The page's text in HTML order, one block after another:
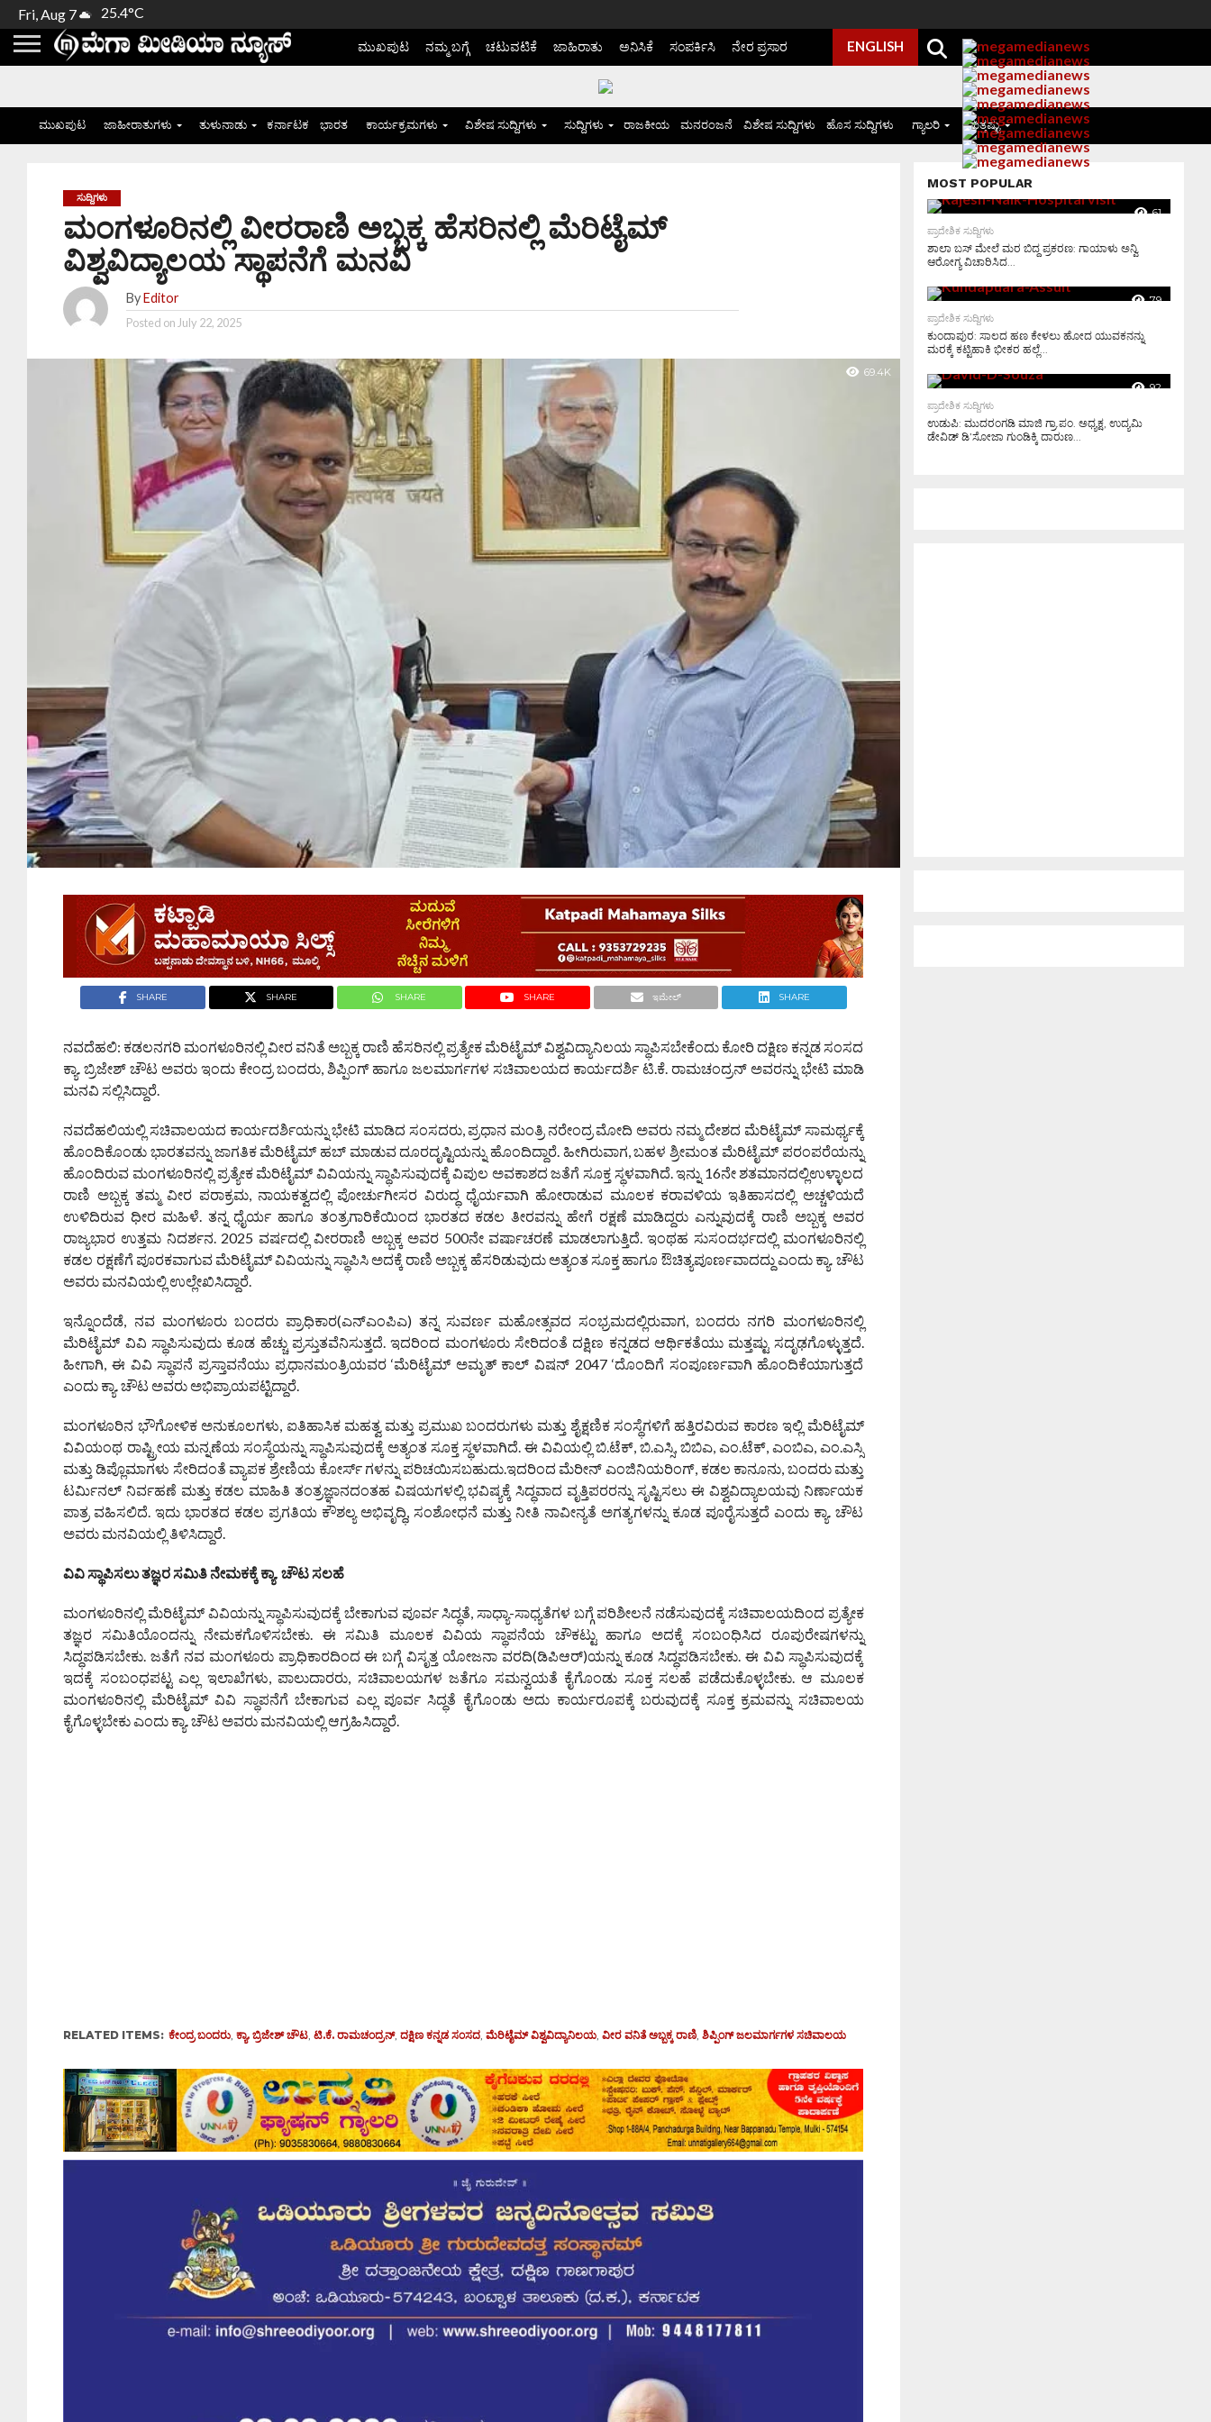
Fri, Aug 7 25.4°C
ಮುಖಪುಟ ನಮ್ಮ ಬಗ್ಗೆ ಚಟುವಟಿಕೆ ಜಾಹಿರಾತು ಅನಿಸಿಕೆ ಸಂಪರ್ಕಿಸಿ ನೇರ ಪ್ರಸಾರ ENGLISH
ಮುಖಪುಟ ಜಾಹೀರಾತುಗಳು ತುಳುನಾಡು ಕರ್ನಾಟಕ ಭಾರತ ಕಾರ್ಯಕ್ರಮಗಳು ವಿಶೇಷ ಸುದ್ದಿಗಳು ಸುದ್ದಿಗಳು ರಾಜಕೀಯ ಮನರಂಜನೆ ವಿಶೇಷ ಸುದ್ದಿಗಳು ಹೊಸ ಸುದ್ದಿಗಳು ಗ್ಯಾಲರಿ ಮತ್ತಷ್ಟು
ಸುದ್ದಿಗಳು
ಮಂಗಳೂರಿನಲ್ಲಿ ವೀರರಾಣಿ ಅಬ್ಬಕ್ಕ ಹೆಸರಿನಲ್ಲಿ ಮೆರಿಟೈಮ್‌
ವಿಶ್ವವಿದ್ಯಾಲಯ ಸ್ಥಾಪನೆಗೆ ಮನವಿ
By Editor
Posted on July 22, 2025
69.4K
SHARE SHARE SHARE SHARE ಇಮೇಲ್ SHARE
ನವದೆಹಲಿ: ಕಡಲನಗರಿ ಮಂಗಳೂರಿನಲ್ಲಿ ವೀರ ವನಿತೆ ಅಬ್ಬಕ್ಕ ರಾಣಿ ಹೆಸರಿನಲ್ಲಿ ಪ್ರತ್ಯೇಕ ಮೆರಿಟೈಮ್‌ ವಿಶ್ವವಿದ್ಯಾನಿಲಯ ಸ್ಥಾಪಿಸಬೇಕೆಂದು ಕೋರಿ ದಕ್ಷಿಣ ಕನ್ನಡ ಸಂಸದ
ಕ್ಯಾ. ಬ್ರಿಜೇಶ್‌ ಚೌಟ ಅವರು ಇಂದು ಕೇಂದ್ರ ಬಂದರು, ಶಿಪ್ಪಿಂಗ್‌ ಹಾಗೂ ಜಲಮಾರ್ಗಗಳ ಸಚಿವಾಲಯದ ಕಾರ್ಯದರ್ಶಿ ಟಿ.ಕೆ. ರಾಮಚಂದ್ರನ್ ಅವರನ್ನು ಭೇಟಿ ಮಾಡಿ
ಮನವಿ ಸಲ್ಲಿಸಿದ್ದಾರೆ.
ನವದೆಹಲಿಯಲ್ಲಿ ಸಚಿವಾಲಯದ ಕಾರ್ಯದರ್ಶಿಯನ್ನು ಭೇಟಿ ಮಾಡಿದ ಸಂಸದರು, ಪ್ರಧಾನ ಮಂತ್ರಿ ನರೇಂದ್ರ ಮೋದಿ ಅವರು ನಮ್ಮ ದೇಶದ ಮೆರಿಟೈಮ್‌ ಸಾಮರ್ಥ್ಯಕ್ಕೆ
ಹೊಂದಿಕೊಂಡು ಭಾರತವನ್ನು ಜಾಗತಿಕ ಮೆರಿಟೈಮ್‌ ಹಬ್‌ ಮಾಡುವ ದೂರದೃಷ್ಟಿಯನ್ನು ಹೊಂದಿದ್ದಾರೆ. ಹೀಗಿರುವಾಗ, ಬಹಳ ಶ್ರೀಮಂತ ಮೆರಿಟೈಮ್‌ ಪರಂಪರೆಯನ್ನು
ಹೊಂದಿರುವ ಮಂಗಳೂರಿನಲ್ಲಿ ಪ್ರತ್ಯೇಕ ಮೆರಿಟೈಮ್‌ ವಿವಿಯನ್ನು ಸ್ಥಾಪಿಸುವುದಕ್ಕೆ ವಿಪುಲ ಅವಕಾಶದ ಜತೆಗೆ ಸೂಕ್ತ ಸ್ಥಳವಾಗಿದೆ. ಇನ್ನು 16ನೇ ಶತಮಾನದಲ್ಲಿಉಳ್ಳಾಲದ
ರಾಣಿ ಅಬ್ಬಕ್ಕ ತಮ್ಮ ವೀರ ಪರಾಕ್ರಮ, ನಾಯಕತ್ವದಲ್ಲಿ ಪೋರ್ಚುಗೀಸರ ವಿರುದ್ಧ ಧೈರ್ಯವಾಗಿ ಹೋರಾಡುವ ಮೂಲಕ ಕರಾವಳಿಯ ಇತಿಹಾಸದಲ್ಲಿ ಅಚ್ಚಳಿಯದೆ
ಉಳಿದಿರುವ ಧೀರ ಮಹಿಳೆ. ತನ್ನ ಧೈರ್ಯ ಹಾಗೂ ತಂತ್ರಗಾರಿಕೆಯಿಂದ ಭಾರತದ ಕಡಲ ತೀರವನ್ನು ಹೇಗೆ ರಕ್ಷಣೆ ಮಾಡಿದ್ದರು ಎನ್ನುವುದಕ್ಕೆ ರಾಣಿ ಅಬ್ಬಕ್ಕ ಅವರ
ರಾಜ್ಯಭಾರ ಉತ್ತಮ ನಿದರ್ಶನ. 2025 ವರ್ಷದಲ್ಲಿ ವೀರರಾಣಿ ಅಬ್ಬಕ್ಕ ಅವರ 500ನೇ ವರ್ಷಾಚರಣೆ ಮಾಡಲಾಗುತ್ತಿದೆ. ಇಂಥಹ ಸುಸಂದರ್ಭದಲ್ಲಿ ಮಂಗಳೂರಿನಲ್ಲಿ
ಕಡಲ ರಕ್ಷಣೆಗೆ ಪೂರಕವಾಗುವ ಮೆರಿಟೈಮ್‌ ವಿವಿಯನ್ನು ಸ್ಥಾಪಿಸಿ ಅದಕ್ಕೆ ರಾಣಿ ಅಬ್ಬಕ್ಕ ಹೆಸರಿಡುವುದು ಅತ್ಯಂತ ಸೂಕ್ತ ಹಾಗೂ ಔಚಿತ್ಯಪೂರ್ಣವಾದದ್ದು ಎಂದು ಕ್ಯಾ. ಚೌಟ
ಅವರು ಮನವಿಯಲ್ಲಿ ಉಲ್ಲೇಖಿಸಿದ್ದಾರೆ.
ಇನ್ನೊಂದೆಡೆ, ನವ ಮಂಗಳೂರು ಬಂದರು ಪ್ರಾಧಿಕಾರ(ಎನ್‌ಎಂಪಿಎ) ತನ್ನ ಸುವರ್ಣ ಮಹೋತ್ಸವದ ಸಂಭ್ರಮದಲ್ಲಿರುವಾಗ, ಬಂದರು ನಗರಿ ಮಂಗಳೂರಿನಲ್ಲಿ
ಮೆರಿಟೈಮ್‌ ವಿವಿ ಸ್ಥಾಪಿಸುವುದು ಕೂಡ ಹೆಚ್ಚು ಪ್ರಸ್ತುತವೆನಿಸುತ್ತದೆ. ಇದರಿಂದ ಮಂಗಳೂರು ಸೇರಿದಂತೆ ದಕ್ಷಿಣ ಕನ್ನಡದ ಆರ್ಥಿಕತೆಯು ಮತ್ತಷ್ಟು ಸದೃಢಗೊಳ್ಳುತ್ತದೆ.
ಹೀಗಾಗಿ, ಈ ವಿವಿ ಸ್ಥಾಪನೆ ಪ್ರಸ್ತಾವನೆಯು ಪ್ರಧಾನಮಂತ್ರಿಯವರ ‘ಮೆರಿಟೈಮ್ ಅಮೃತ್ ಕಾಲ್ ವಿಷನ್ 2047 ‘ದೊಂದಿಗೆ ಸಂಪೂರ್ಣವಾಗಿ ಹೊಂದಿಕೆಯಾಗುತ್ತದೆ
ಎಂದು ಕ್ಯಾ. ಚೌಟ ಅವರು ಅಭಿಪ್ರಾಯಪಟ್ಟಿದ್ದಾರೆ.
ಮಂಗಳೂರಿನ ಭೌಗೋಳಿಕ ಅನುಕೂಲಗಳು, ಐತಿಹಾಸಿಕ ಮಹತ್ವ ಮತ್ತು ಪ್ರಮುಖ ಬಂದರುಗಳು ಮತ್ತು ಶೈಕ್ಷಣಿಕ ಸಂಸ್ಥೆಗಳಿಗೆ ಹತ್ತಿರವಿರುವ ಕಾರಣ ಇಲ್ಲಿ ಮೆರಿಟೈಮ್‌
ವಿವಿಯಂಥ ರಾಷ್ಟ್ರೀಯ ಮನ್ನಣೆಯ ಸಂಸ್ಥೆಯನ್ನು ಸ್ಥಾಪಿಸುವುದಕ್ಕೆ ಅತ್ಯಂತ ಸೂಕ್ತ ಸ್ಥಳವಾಗಿದೆ. ಈ ವಿವಿಯಲ್ಲಿ ಬಿ.ಟೆಕ್, ಬಿ.ಎಸ್ಸಿ, ಬಿಬಿಎ, ಎಂ.ಟೆಕ್, ಎಂಬಿಎ, ಎಂ.ಎಸ್ಸಿ
ಮತ್ತು ಡಿಪ್ಲೊಮಾಗಳು ಸೇರಿದಂತೆ ವ್ಯಾಪಕ ಶ್ರೇಣಿಯ ಕೋರ್ಸ್ ಗಳನ್ನು ಪರಿಚಯಿಸಬಹುದು.ಇದರಿಂದ ಮೆರೀನ್ ಎಂಜಿನಿಯರಿಂಗ್, ಕಡಲ ಕಾನೂನು, ಬಂದರು ಮತ್ತು
ಟರ್ಮಿನಲ್ ನಿರ್ವಹಣೆ ಮತ್ತು ಕಡಲ ಮಾಹಿತಿ ತಂತ್ರಜ್ಞಾನದಂತಹ ವಿಷಯಗಳಲ್ಲಿ ಭವಿಷ್ಯಕ್ಕೆ ಸಿದ್ಧವಾದ ವೃತ್ತಿಪರರನ್ನು ಸೃಷ್ಟಿಸಲು ಈ ವಿಶ್ವವಿದ್ಯಾಲಯವು ನಿರ್ಣಾಯಕ
ಪಾತ್ರ ವಹಿಸಲಿದೆ. ಇದು ಭಾರತದ ಕಡಲ ಪ್ರಗತಿಯ ಕೌಶಲ್ಯ ಅಭಿವೃದ್ಧಿ, ಸಂಶೋಧನೆ ಮತ್ತು ನೀತಿ ನಾವೀನ್ಯತೆ ಅಗತ್ಯಗಳನ್ನು ಕೂಡ ಪೂರೈಸುತ್ತದೆ ಎಂದು ಕ್ಯಾ. ಚೌಟ
ಅವರು ಮನವಿಯಲ್ಲಿ ತಿಳಿಸಿದ್ದಾರೆ.
ವಿವಿ ಸ್ಥಾಪಿಸಲು ತಜ್ಞರ ಸಮಿತಿ ನೇಮಕಕ್ಕೆ ಕ್ಯಾ. ಚೌಟ ಸಲಹೆ
ಮಂಗಳೂರಿನಲ್ಲಿ ಮೆರಿಟೈಮ್‌ ವಿವಿಯನ್ನು ಸ್ಥಾಪಿಸುವುದಕ್ಕೆ ಬೇಕಾಗುವ ಪೂರ್ವ ಸಿದ್ಧತೆ, ಸಾಧ್ಯಾ-ಸಾಧ್ಯತೆಗಳ ಬಗ್ಗೆ ಪರಿಶೀಲನೆ ನಡೆಸುವುದಕ್ಕೆ ಸಚಿವಾಲಯದಿಂದ ಪ್ರತ್ಯೇಕ
ತಜ್ಞರ ಸಮಿತಿಯೊಂದನ್ನು ನೇಮಕಗೊಳಿಸಬೇಕು. ಈ ಸಮಿತಿ ಮೂಲಕ ವಿವಿಯ ಸ್ಥಾಪನೆಯ ಚೌಕಟ್ಟು ಹಾಗೂ ಅದಕ್ಕೆ ಸಂಬಂಧಿಸಿದ ರೂಪುರೇಷಗಳನ್ನು
ಸಿದ್ಧಪಡಿಸಬೇಕು. ಜತೆಗೆ ನವ ಮಂಗಳೂರು ಪ್ರಾಧಿಕಾರದಿಂದ ಈ ಬಗ್ಗೆ ವಿಸೃತ್ತ ಯೋಜನಾ ವರದಿ(ಡಿಪಿಆರ್‌)ಯನ್ನು ಕೂಡ ಸಿದ್ಧಪಡಿಸಬೇಕು. ಈ ವಿವಿ ಸ್ಥಾಪಿಸುವುದಕ್ಕೆ
ಇದಕ್ಕೆ ಸಂಬಂಧಪಟ್ಟ ಎಲ್ಲ ಇಲಾಖೆಗಳು, ಪಾಲುದಾರರು, ಸಚಿವಾಲಯಗಳ ಜತೆಗೂ ಸಮನ್ವಯತೆ ಕೈಗೊಂಡು ಸೂಕ್ತ ಸಲಹೆ ಪಡೆದುಕೊಳ್ಳಬೇಕು. ಆ ಮೂಲಕ
ಮಂಗಳೂರಿನಲ್ಲಿ ಮೆರಿಟೈಮ್‌ ವಿವಿ ಸ್ಥಾಪನೆಗೆ ಬೇಕಾಗುವ ಎಲ್ಲ ಪೂರ್ವ ಸಿದ್ಧತೆ ಕೈಗೊಂಡು ಅದು ಕಾರ್ಯರೂಪಕ್ಕೆ ಬರುವುದಕ್ಕೆ ಸೂಕ್ತ ಕ್ರಮವನ್ನು ಸಚಿವಾಲಯ
ಕೈಗೊಳ್ಳಬೇಕು ಎಂದು ಕ್ಯಾ. ಚೌಟ ಅವರು ಮನವಿಯಲ್ಲಿ ಆಗ್ರಹಿಸಿದ್ದಾರೆ.
RELATED ITEMS: ಕೇಂದ್ರ ಬಂದರು,ಕ್ಯಾ. ಬ್ರಿಜೇಶ್‌ ಚೌಟ,ಟಿ.ಕೆ. ರಾಮಚಂದ್ರನ್,ದಕ್ಷಿಣ ಕನ್ನಡ ಸಂಸದ,ಮೆರಿಟೈಮ್‌ ವಿಶ್ವವಿದ್ಯಾನಿಲಯ,ವೀರ ವನಿತೆ ಅಬ್ಬಕ್ಕ ರಾಣಿ,ಶಿಪ್ಪಿಂಗ್‌ ಜಲಮಾರ್ಗಗಳ ಸಚಿವಾಲಯ
MOST POPULAR
61
ಪ್ರಾದೇಶಿಕ ಸುದ್ದಿಗಳು
ಶಾಲಾ ಬಸ್ ಮೇಲೆ ಮರ ಬಿದ್ದ ಪ್ರಕರಣ: ಗಾಯಾಳು ಅನ್ವಿ
ಆರೋಗ್ಯ ವಿಚಾರಿಸಿದ...
79
ಪ್ರಾದೇಶಿಕ ಸುದ್ದಿಗಳು
ಕುಂದಾಪುರ: ಸಾಲದ ಹಣ ಕೇಳಲು ಹೋದ ಯುವಕನನ್ನು
ಮರಕ್ಕೆ ಕಟ್ಟಿಹಾಕಿ ಭೀಕರ ಹಲ್ಲೆ...
92
ಪ್ರಾದೇಶಿಕ ಸುದ್ದಿಗಳು
ಉಡುಪಿ: ಮುದರಂಗಡಿ ಮಾಜಿ ಗ್ರಾ.ಪಂ. ಅಧ್ಯಕ್ಷ, ಉದ್ಯಮಿ
ಡೇವಿಡ್ ಡಿ’ಸೋಜಾ ಗುಂಡಿಕ್ಕಿ ದಾರುಣ...